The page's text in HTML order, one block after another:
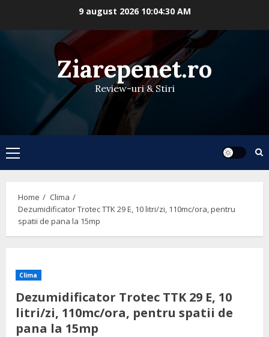
9 august 2026 10:04:31 AM
Ziarepenet.ro
Review-uri & Stiri
Primary
Menu
Home
Clima
Dezumidificator Trotec TTK 29 E, 10 litri/zi, 110mc/ora, pentru
spatii de pana la 15mp
Clima
Dezumidificator Trotec TTK 29 E, 10
litri/zi, 110mc/ora, pentru spatii de
pana la 15mp